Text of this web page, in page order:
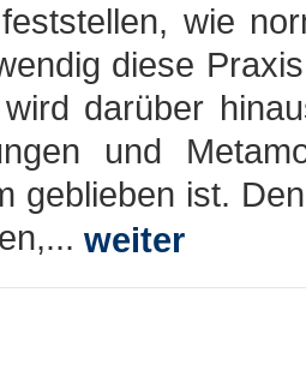
wie
diese
darüber
und
geblieben ist.
weiter